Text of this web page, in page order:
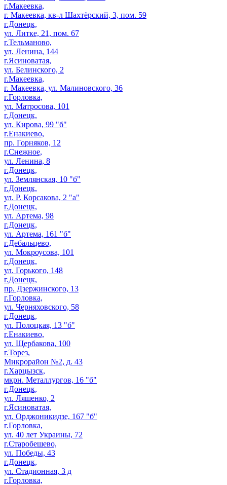
г.Макеевка,
г. Макеевка, кв-л Шахтёрский, 3, пом. 59
г.Донецк,
ул. Литке, 21, пом. 67
г.Тельманово,
ул. Ленина, 144
г.Ясиноватая,
ул. Белинского, 2
г.Макеевка,
г. Макеевка, ул. Малиновского, 36
г.Горловка,
ул. Матросова, 101
г.Донецк,
ул. Кирова, 99 "б"
г.Енакиево,
пр. Горняков, 12
г.Снежное,
ул. Ленина, 8
г.Донецк,
ул. Землянская, 10 "б"
г.Донецк,
ул. Р. Корсакова, 2 "а"
г.Донецк,
ул. Артема, 98
г.Донецк,
ул. Артема, 161 "б"
г.Дебальцево,
ул. Мокроусова, 101
г.Донецк,
ул. Горького, 148
г.Донецк,
пр. Дзержинского, 13
г.Горловка,
ул. Черняховского, 58
г.Донецк,
ул. Полоцкая, 13 "б"
г.Енакиево,
ул. Щербакова, 100
г.Торез,
Микрорайон №2, д. 43
г.Харцызск,
мкрн. Металлургов, 16 "б"
г.Донецк,
ул. Ляшенко, 2
г.Ясиноватая,
ул. Орджоникидзе, 167 "б"
г.Горловка,
ул. 40 лет Украины, 72
г.Старобешево,
ул. Победы, 43
г.Донецк,
ул. Стадионная, 3 д
г.Горловка,